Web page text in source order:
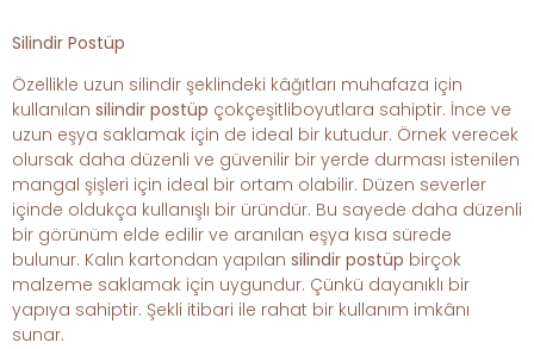
Silindir Postüp
Özellikle uzun silindir şeklindeki kâğıtları muhafaza için
kullanılan silindir postüp çokçeşitliboyutlara sahiptir. İnce ve
uzun eşya saklamak için de ideal bir kutudur. Örnek verecek
olursak daha düzenli ve güvenilir bir yerde durması istenilen
mangal şişleri için ideal bir ortam olabilir. Düzen severler
içinde oldukça kullanışlı bir üründür. Bu sayede daha düzenli
bir görünüm elde edilir ve aranılan eşya kısa sürede
bulunur. Kalın kartondan yapılan silindir postüp birçok
malzeme saklamak için uygundur. Çünkü dayanıklı bir
yapıya sahiptir. Şekli itibari ile rahat bir kullanım imkânı
sunar.